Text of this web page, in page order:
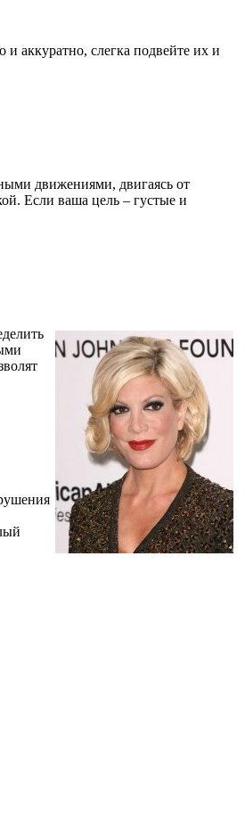
аккуратно, слегка подвейте их и
движениями, двигаясь от
Если ваша цель – густые и